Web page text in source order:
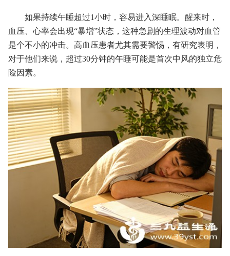
如果持续午睡超过1小时，容易进入深睡眠。醒来时，
血压、心率会出现“暴增”状态，这种急剧的生理波动对血管
是个不小的冲击。高血压患者尤其需要警惕，有研究表明，
对于他们来说，超过30分钟的午睡可能是首次中风的独立危
险因素。